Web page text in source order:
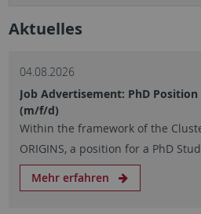
Aktuelles
04.08.2026
Job Advertisement: PhD
(m/f/d)
Within the framework of the
ORIGINS, a position for a PhD
Mehr erfahren